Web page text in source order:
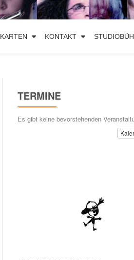
KARTEN KONTAKT
TERMINE
Es gibt keine bevorstehenden